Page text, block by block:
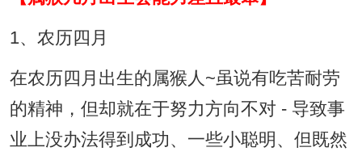
1、农历四月
在农历四月出生的属猴人~虽说有吃苦耐劳
的精神，但却就在于努力方向不对 - 导致事
业上没办法得到成功、一些小聪明、但既然